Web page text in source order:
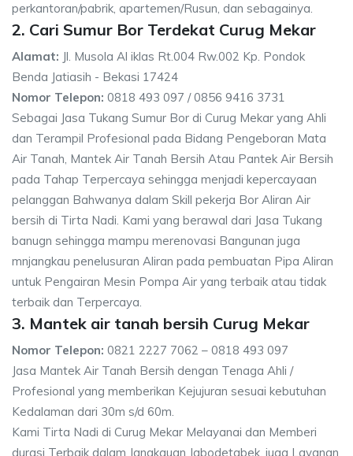
perkantoran/pabrik, apartemen/Rusun, dan sebagainya.
2. Cari Sumur Bor Terdekat Curug Mekar
Alamat: Jl. Musola Al iklas Rt.004 Rw.002 Kp. Pondok
Benda Jatiasih - Bekasi 17424
Nomor Telepon: 0818 493 097 / 0856 9416 3731
Sebagai Jasa Tukang Sumur Bor di Curug Mekar yang Ahli
dan Terampil Profesional pada Bidang Pengeboran Mata
Air Tanah, Mantek Air Tanah Bersih Atau Pantek Air Bersih
pada Tahap Terpercaya sehingga menjadi kepercayaan
pelanggan Bahwanya dalam Skill pekerja Bor Aliran Air
bersih di Tirta Nadi. Kami yang berawal dari Jasa Tukang
banugn sehingga mampu merenovasi Bangunan juga
mnjangkau penelusuran Aliran pada pembuatan Pipa Aliran
untuk Pengairan Mesin Pompa Air yang terbaik atau tidak
terbaik dan Terpercaya.
3. Mantek air tanah bersih Curug Mekar
Nomor Telepon: 0821 2227 7062 – 0818 493 097
Jasa Mantek Air Tanah Bersih dengan Tenaga Ahli /
Profesional yang memberikan Kejujuran sesuai kebutuhan
Kedalaman dari 30m s/d 60m.
Kami Tirta Nadi di Curug Mekar Melayanai dan Memberi
durasi Terbaik dalam Jangkauan Jabodetabek, juga Layanan